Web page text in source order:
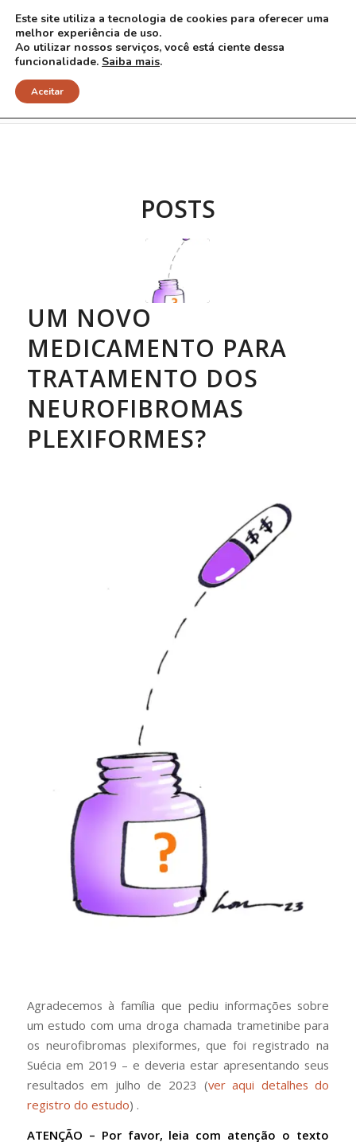
Arquivo para Tag: trametinibe
POSTS
UM NOVO
MEDICAMENTO PARA
TRATAMENTO DOS
NEUROFIBROMAS
PLEXIFORMES?
Agradecemos à família que pediu informações sobre
um estudo com uma droga chamada trametinibe para
os neurofibromas plexiformes, que foi registrado na
Suécia em 2019 – e deveria estar apresentando seus
resultados em julho de 2023 (ver aqui detalhes do
registro do estudo) .
ATENÇÃO – Por favor, leia com atenção o texto
Este site utiliza a tecnologia de cookies para oferecer uma
melhor experiência de uso.
Ao utilizar nossos serviços, você está ciente dessa
funcionalidade. Saiba mais.
Aceitar